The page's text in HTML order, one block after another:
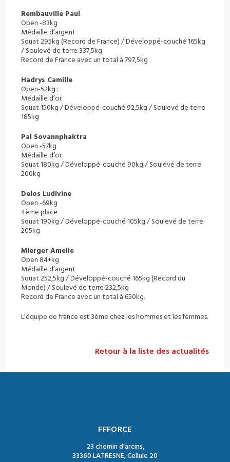
Rembauville Paul
Open -83kg
Médaille d’argent
Squat 295kg (Record de France) / Développé-couché 165kg
/ Soulevé de terre 337,5kg
Record de France avec un total à 797,5kg
Hadrys Camille
Open-52kg :
Médaille d’or
Squat 150kg / Développé-couché 92,5kg / Soulevé de terre
185kg
Pal Sovannphaktra
Open -57kg
Médaille d’or
Squat 180kg / Développé-couché 90kg / Soulevé de terre
200kg
Delos Ludivine
Open -69kg
4ème place
Squat 190kg / Développé-couché 105kg / Soulevé de terre
205kg
Mierger Amelie
Open 84+kg
Médaille d’argent
Squat 252,5kg / Développé-couché 165kg (Record du
Monde) / Soulevé de terre 232,5kg
Record de France avec un total à 650kg.
L'équipe de france est 3ème chez les hommes et les femmes.
Retour à la liste des actualités
FFFORCE
23 chemin d'arcins,
33360 LATRESNE, Cellule 20